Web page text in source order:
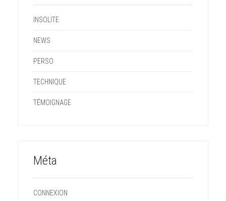
INSOLITE
NEWS
PERSO
TECHNIQUE
TÉMOIGNAGE
Méta
CONNEXION